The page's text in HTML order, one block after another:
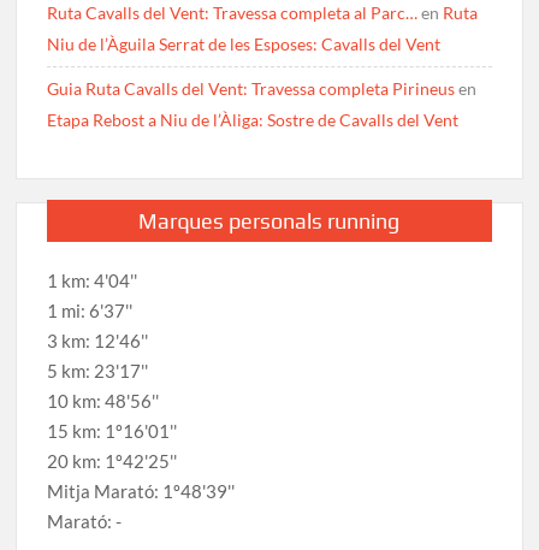
Ruta Cavalls del Vent: Travessa completa al Parc…en Ruta
Niu de l’Àguila Serrat de les Esposes: Cavalls del Vent
Guia Ruta Cavalls del Vent: Travessa completa Pirineusen
Etapa Rebost a Niu de l’Àliga: Sostre de Cavalls del Vent
Marques personals running
1 km: 4'04''
1 mi: 6'37''
3 km: 12'46''
5 km: 23'17''
10 km: 48'56''
15 km: 1º16'01''
20 km: 1º42'25''
Mitja Marató: 1º48'39''
Marató: -